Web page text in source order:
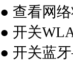
● 查看网
● 开关
● 开关蓝